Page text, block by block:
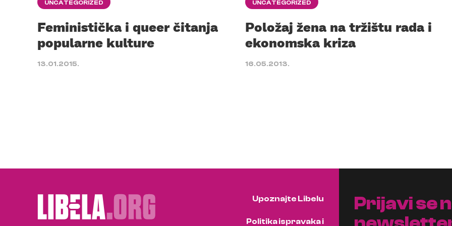
UNCATEGORIZED
Feministička i queer čitanja
popularne kulture
13.01.2015.
UNCATEGORIZED
Položaj žena na tržištu rada i
ekonomska kriza
16.05.2013.
Upoznajte Libelu
Politika ispravaka i
Prijavi se